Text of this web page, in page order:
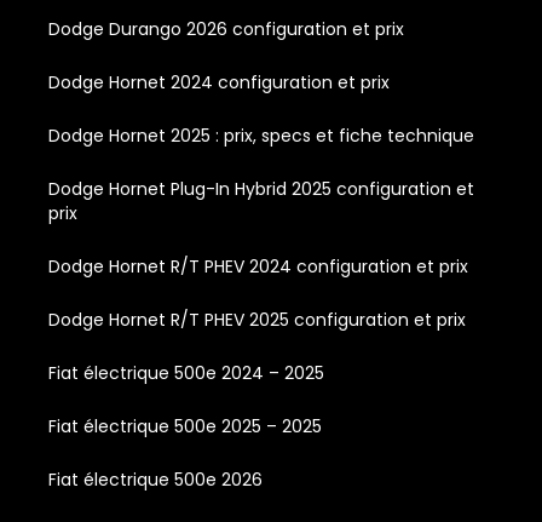
Dodge Durango 2026 configuration et prix
Dodge Hornet 2024 configuration et prix
Dodge Hornet 2025 : prix, specs et fiche technique
Dodge Hornet Plug-In Hybrid 2025 configuration et
prix
Dodge Hornet R/T PHEV 2024 configuration et prix
Dodge Hornet R/T PHEV 2025 configuration et prix
Fiat électrique 500e 2024 – 2025
Fiat électrique 500e 2025 – 2025
Fiat électrique 500e 2026